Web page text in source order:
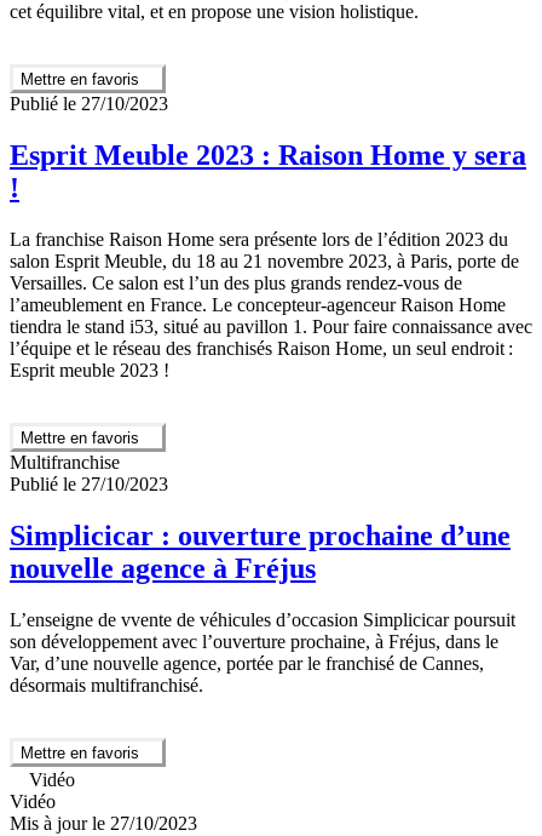
cet équilibre vital, et en propose une vision holistique.
Mettre en favoris
Publié le 27/10/2023
Esprit Meuble 2023 : Raison Home y sera
!
La franchise Raison Home sera présente lors de l’édition 2023 du
salon Esprit Meuble, du 18 au 21 novembre 2023, à Paris, porte de
Versailles. Ce salon est l’un des plus grands rendez-vous de
l’ameublement en France. Le concepteur-agenceur Raison Home
tiendra le stand i53, situé au pavillon 1. Pour faire connaissance avec
l’équipe et le réseau des franchisés Raison Home, un seul endroit :
Esprit meuble 2023 !
Mettre en favoris
Multifranchise
Publié le 27/10/2023
Simplicicar : ouverture prochaine d’une
nouvelle agence à Fréjus
L’enseigne de vvente de véhicules d’occasion Simplicicar poursuit
son développement avec l’ouverture prochaine, à Fréjus, dans le
Var, d’une nouvelle agence, portée par le franchisé de Cannes,
désormais multifranchisé.
Mettre en favoris
Vidéo
Vidéo
Mis à jour le 27/10/2023